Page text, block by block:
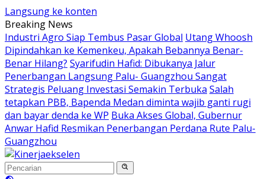
Langsung ke konten
Breaking News
Industri Agro Siap Tembus Pasar Global Utang Whoosh
Dipindahkan ke Kemenkeu, Apakah Bebannya Benar-
Benar Hilang? Syarifudin Hafid: Dibukanya Jalur
Penerbangan Langsung Palu- Guangzhou Sangat
Strategis Peluang Investasi Semakin Terbuka Salah
tetapkan PBB, Bapenda Medan diminta wajib ganti rugi
dan bayar denda ke WP Buka Akses Global, Gubernur
Anwar Hafid Resmikan Penerbangan Perdana Rute Palu-
Guangzhou